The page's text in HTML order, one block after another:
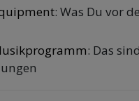
: Was Du vor
: Das